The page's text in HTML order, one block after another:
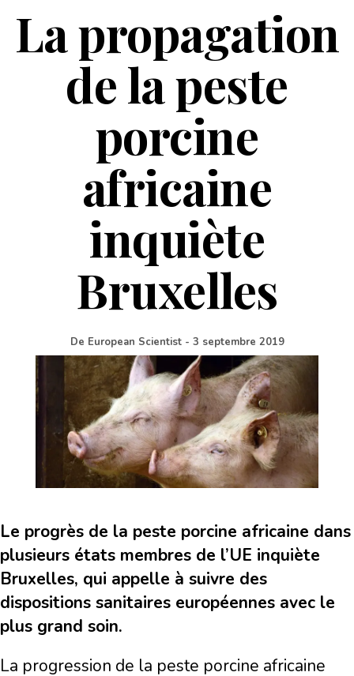
La propagation
de la peste
porcine
africaine
inquiète
Bruxelles
De European Scientist - 3 septembre 2019
Le progrès de la peste porcine africaine dans
plusieurs états membres de l’UE inquiète
Bruxelles, qui appelle à suivre des
dispositions sanitaires européennes avec le
plus grand soin.
La progression de la peste porcine africaine